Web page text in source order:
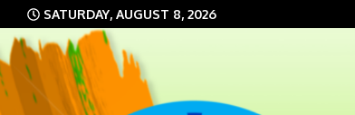
Skip
to
content
SATURDAY, AUGUST 8, 2026